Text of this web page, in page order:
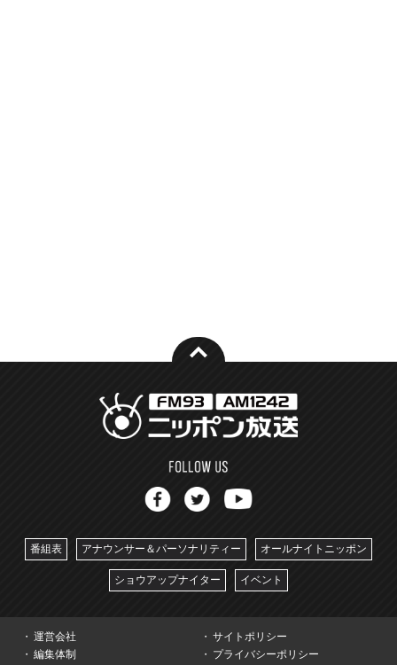
番組表 アナウンサー＆パーソナリティー オールナイトニッポン
ショウアップナイター イベント
運営会社
サイトポリシー
編集体制
プライバシーポリシー